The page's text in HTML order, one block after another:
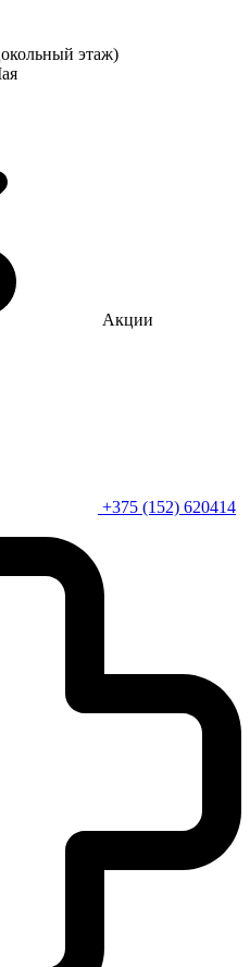
этаж)
Акции
+375 (152) 620414